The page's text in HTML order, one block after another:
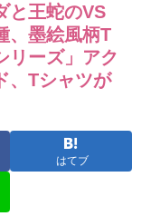
と王蛇のVS
、墨絵風柄T
リーズ」アク
、Tシャツが
はてブ